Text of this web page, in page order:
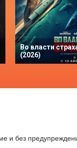
Во власти
(2026)
и без